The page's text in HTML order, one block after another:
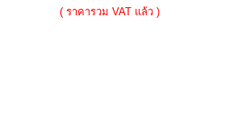
( ราคารวม VAT แล้ว )